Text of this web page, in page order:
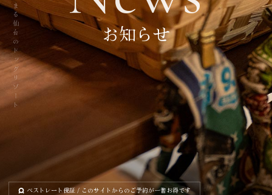
ベストレート保証/ このサイトからのご予約が一番お得です
お知らせ